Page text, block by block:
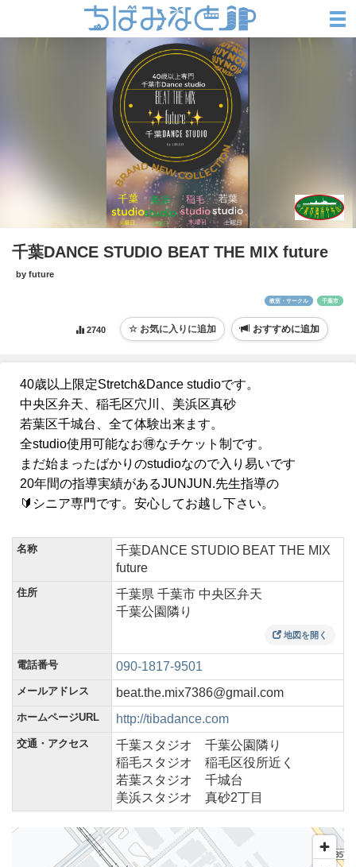
千葉DANCE STUDIO BEAT THE MIX future
by future
教室・サークル 千葉市
2740 おすすめに追加
40歳以上限定Stretch&Dance studioです。
中央区弁天、稲毛区穴川、美浜区真砂
若葉区千城台、全て体験出来ます。
全studio使用可能なお🉐なチケット制です。
まだ始まったばかりのstudioなので入り易いです
20年間の指導実績があるJUNJUN.先生指導の
🔰シニア専門です。安心してお越し下さい。
名称
千葉DANCE STUDIO BEAT THE MIX
future
住所
千葉県 千葉市 中央区弁天
千葉公園隣り
地図を開く
電話番号 090-1817-9501
メールアドレス beat.the.mix7386@gmail.com
ホームページURL http://tibadance.com
交通・アクセス
千葉スタジオ 千葉公園隣り
稲毛スタジオ 稲毛区役所近く
若葉スタジオ 千城台
美浜スタジオ 真砂2丁目